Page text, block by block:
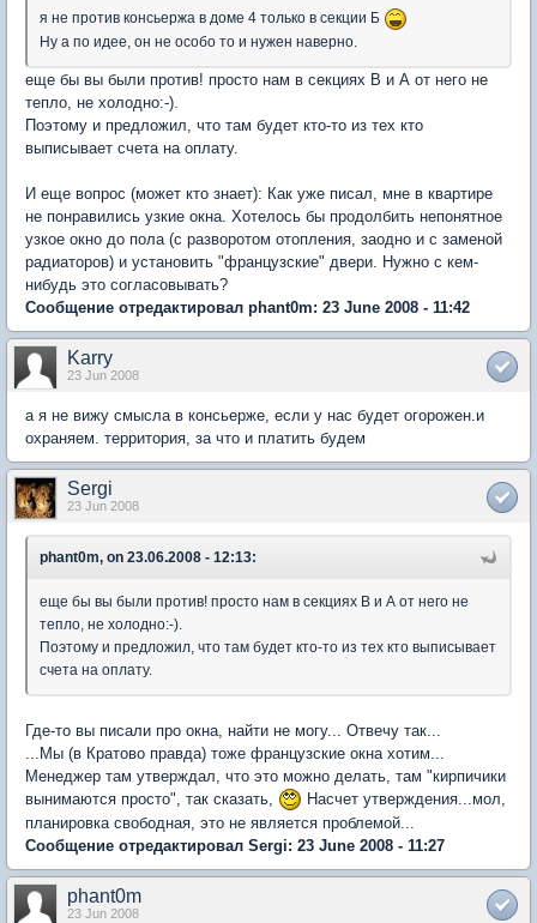
я не против консьержа в доме 4 только в секции Б
Ну а по идее, он не особо то и нужен наверно.
еще бы вы были против! просто нам в секциях В и А от него не
тепло, не холодно:-).
Поэтому и предложил, что там будет кто-то из тех кто
выписывает счета на оплату.
И еще вопрос (может кто знает): Как уже писал, мне в квартире
не понравились узкие окна. Хотелось бы продолбить непонятное
узкое окно до пола (с разворотом отопления, заодно и с заменой
радиаторов) и установить "французские" двери. Нужно с кем-
нибудь это согласовывать?
Сообщение отредактировал phant0m: 23 June 2008 - 11:42
Karry
23 Jun 2008
а я не вижу смысла в консьерже, если у нас будет огорожен.и
охраняем. территория, за что и платить будем
Sergi
23 Jun 2008
phant0m, on 23.06.2008 - 12:13:
еще бы вы были против! просто нам в секциях В и А от него не
тепло, не холодно:-).
Поэтому и предложил, что там будет кто-то из тех кто выписывает
счета на оплату.
Где-то вы писали про окна, найти не могу... Отвечу так...
...Мы (в Кратово правда) тоже французские окна хотим...
Менеджер там утверждал, что это можно делать, там "кирпичики
вынимаются просто", так сказать,
Насчет утверждения...мол,
планировка свободная, это не является проблемой...
Сообщение отредактировал Sergi: 23 June 2008 - 11:27
phant0m
23 Jun 2008